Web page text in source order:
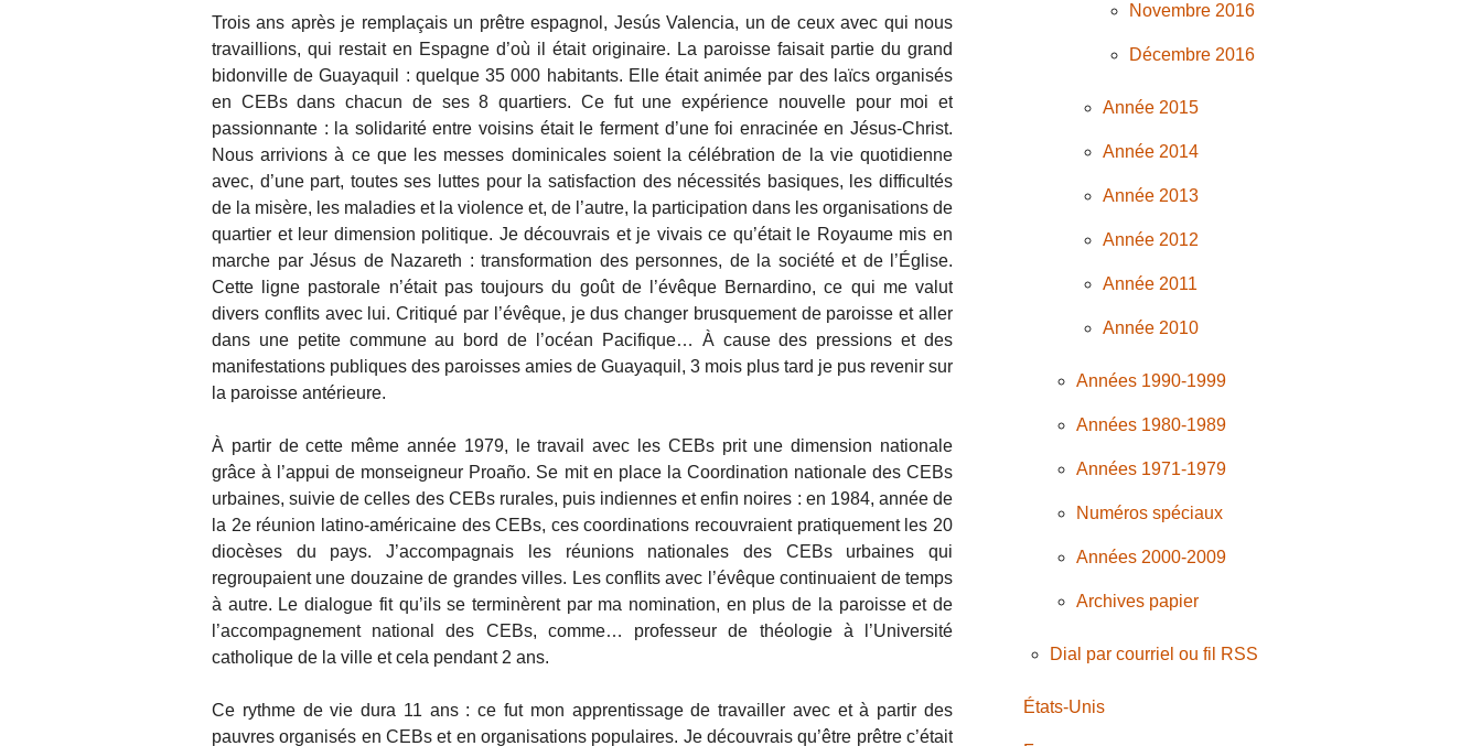
Trois ans après je remplaçais un prêtre espagnol, Jesús Valencia, un de ceux avec qui nous
travaillions, qui restait en Espagne d’où il était originaire. La paroisse faisait partie du grand
bidonville de Guayaquil : quelque 35 000 habitants. Elle était animée par des laïcs organisés
en CEBs dans chacun de ses 8 quartiers. Ce fut une expérience nouvelle pour moi et
passionnante : la solidarité entre voisins était le ferment d’une foi enracinée en Jésus-Christ.
Nous arrivions à ce que les messes dominicales soient la célébration de la vie quotidienne
avec, d’une part, toutes ses luttes pour la satisfaction des nécessités basiques, les difficultés
de la misère, les maladies et la violence et, de l’autre, la participation dans les organisations de
quartier et leur dimension politique. Je découvrais et je vivais ce qu’était le Royaume mis en
marche par Jésus de Nazareth : transformation des personnes, de la société et de l’Église.
Cette ligne pastorale n’était pas toujours du goût de l’évêque Bernardino, ce qui me valut
divers conflits avec lui. Critiqué par l’évêque, je dus changer brusquement de paroisse et aller
dans une petite commune au bord de l’océan Pacifique… À cause des pressions et des
manifestations publiques des paroisses amies de Guayaquil, 3 mois plus tard je pus revenir sur
la paroisse antérieure.
À partir de cette même année 1979, le travail avec les CEBs prit une dimension nationale
grâce à l’appui de monseigneur Proaño. Se mit en place la Coordination nationale des CEBs
urbaines, suivie de celles des CEBs rurales, puis indiennes et enfin noires : en 1984, année de
la 2e réunion latino-américaine des CEBs, ces coordinations recouvraient pratiquement les 20
diocèses du pays. J’accompagnais les réunions nationales des CEBs urbaines qui
regroupaient une douzaine de grandes villes. Les conflits avec l’évêque continuaient de temps
à autre. Le dialogue fit qu’ils se terminèrent par ma nomination, en plus de la paroisse et de
l’accompagnement national des CEBs, comme… professeur de théologie à l’Université
catholique de la ville et cela pendant 2 ans.
Ce rythme de vie dura 11 ans : ce fut mon apprentissage de travailler avec et à partir des
pauvres organisés en CEBs et en organisations populaires. Je découvrais qu’être prêtre c’était
Novembre 2016
Décembre 2016
Année 2015
Année 2014
Année 2013
Année 2012
Année 2011
Année 2010
Années 1990-1999
Années 1980-1989
Années 1971-1979
Numéros spéciaux
Années 2000-2009
Archives papier
Dial par courriel ou fil RSS
États-Unis